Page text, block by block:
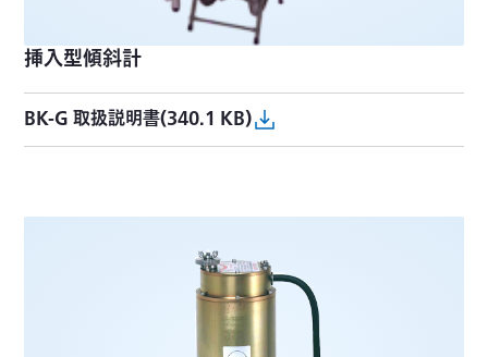
挿入型傾斜計
BK-G 取扱説明書(340.1 KB)